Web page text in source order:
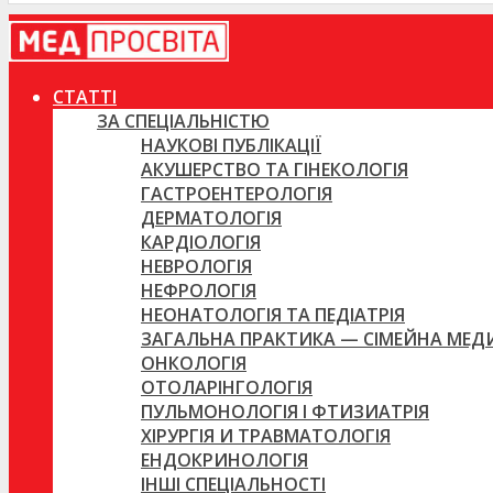
СТАТТІ
ЗА СПЕЦІАЛЬНІСТЮ
НАУКОВІ ПУБЛІКАЦІЇ
АКУШЕРСТВО ТА ГІНЕКОЛОГІЯ
ГАСТРОЕНТЕРОЛОГІЯ
ДЕРМАТОЛОГІЯ
КАРДІОЛОГІЯ
НЕВРОЛОГІЯ
НЕФРОЛОГІЯ
НЕОНАТОЛОГІЯ ТА ПЕДІАТРІЯ
ЗАГАЛЬНА ПРАКТИКА — СІМЕЙНА
ОНКОЛОГІЯ
ОТОЛАРІНГОЛОГІЯ
ПУЛЬМОНОЛОГІЯ І ФТИЗИАТРІЯ
ХІРУРГІЯ И ТРАВМАТОЛОГІЯ
ЕНДОКРИНОЛОГІЯ
ІНШІ СПЕЦІАЛЬНОСТІ